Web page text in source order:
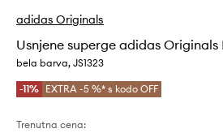
adidas Originals
Usnjene superge adidas Originals
bela barva, JS1323
-11% EXTRA -5 %* s kodo OFF
Trenutna cena: